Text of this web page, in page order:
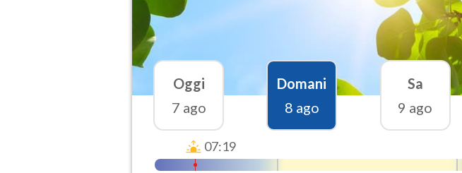
Oggi
7 ago
Domani
8 ago
Sa
9 ago
07:19